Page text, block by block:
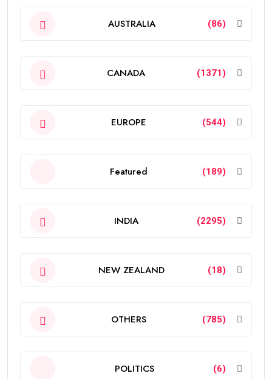
AUSTRALIA (86)
CANADA (1371)
EUROPE (544)
Featured (189)
INDIA (2295)
NEW ZEALAND (18)
OTHERS (785)
POLITICS (6)